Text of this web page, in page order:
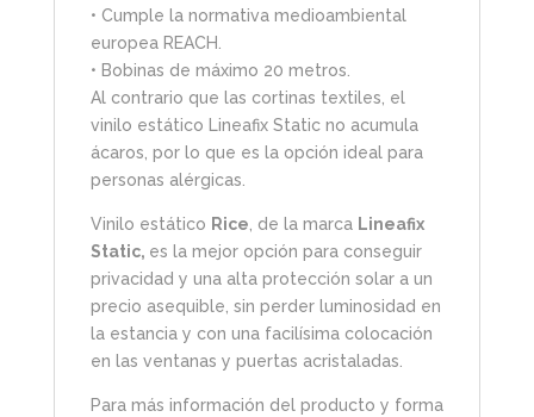
• Cumple la normativa medioambiental
europea REACH.
• Bobinas de máximo 20 metros.
Al contrario que las cortinas textiles, el
vinilo estático Lineafix Static no acumula
ácaros, por lo que es la opción ideal para
personas alérgicas.
Vinilo estático Rice , de la marca Lineafix
Static, es la mejor opción para conseguir
privacidad y una alta protección solar a un
precio asequible, sin perder luminosidad en
la estancia y con una facilísima colocación
en las ventanas y puertas acristaladas.
Para más información del producto y forma